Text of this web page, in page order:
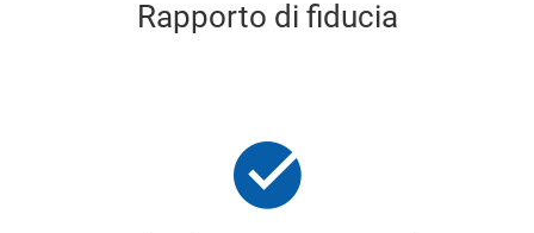
Rapporto di fiducia